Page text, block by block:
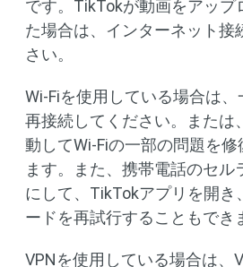
です。TikTokが動画をアップ
た場合は、インターネット接
さい。
Wi-Fiを使用している場合は、
再接続してください。または
動してWi-Fiの一部の問題を修
ます。また、携帯電話のセル
にして、TikTokアプリを開き
ードを再試行することもでき
VPNを使用している場合は、